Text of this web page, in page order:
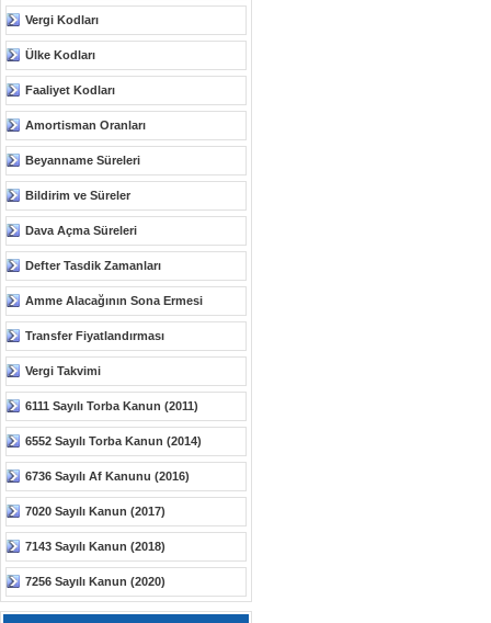
Vergi Kodları
Ülke Kodları
Faaliyet Kodları
Amortisman Oranları
Beyanname Süreleri
Bildirim ve Süreler
Dava Açma Süreleri
Defter Tasdik Zamanları
Amme Alacağının Sona Ermesi
Transfer Fiyatlandırması
Vergi Takvimi
6111 Sayılı Torba Kanun (2011)
6552 Sayılı Torba Kanun (2014)
6736 Sayılı Af Kanunu (2016)
7020 Sayılı Kanun (2017)
7143 Sayılı Kanun (2018)
7256 Sayılı Kanun (2020)